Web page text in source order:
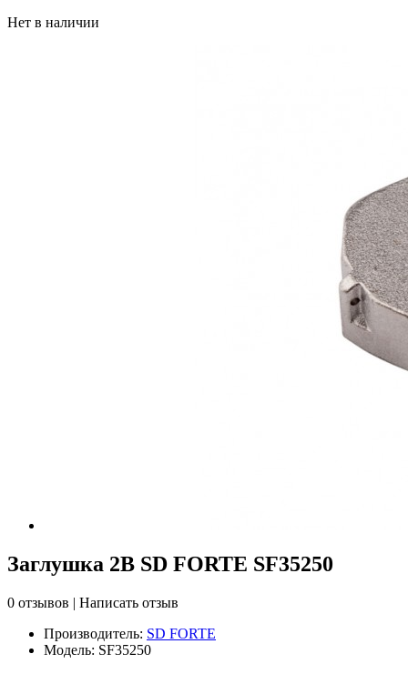
Нет в наличии
Заглушка 2В SD FORTE SF35250
0 отзывов | Написать отзыв
Производитель: SD FORTE
Модель: SF35250